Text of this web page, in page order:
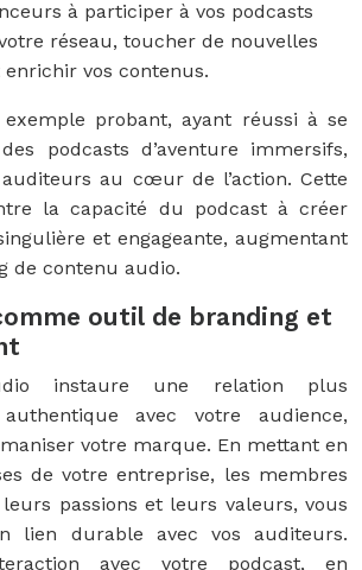
à participer à vos podcasts
réseau, toucher de nouvelles
vos contenus.
probant, ayant réussi à se
podcasts d’aventure immersifs,
au cœur de l’action. Cette
la capacité du podcast à créer
et engageante, augmentant
de contenu audio.
outil de branding et
instaure une relation plus
avec votre audience,
votre marque. En mettant en
de votre entreprise, les membres
passions et leurs valeurs, vous
lien durable avec vos auditeurs.
avec votre podcast, en